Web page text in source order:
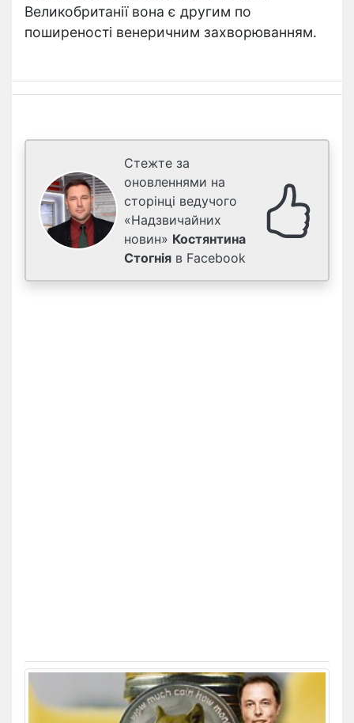
Великобританії вона є другим по
поширеності венеричним захворюванням.
Стежте за
оновленнями на
сторінці ведучого
«Надзвичайних
новин» Костянтина
Стогнія в Facebook